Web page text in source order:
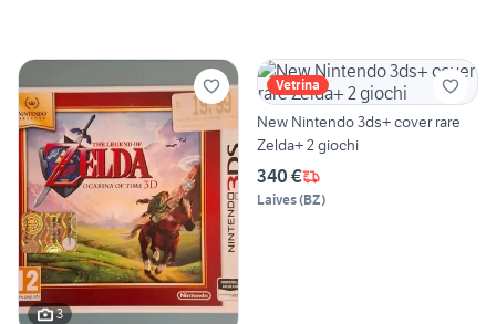
3
Vetrina
New Nintendo 3ds+ cover rare
Zelda+ 2 giochi
340 €
Laives(BZ)